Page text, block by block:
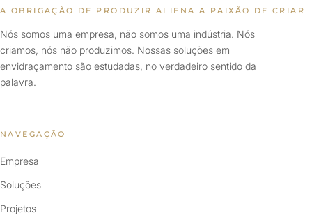
A OBRIGAÇÃO DE PRODUZIR ALIENA A PAIXÃO DE CRIAR
Nós somos uma empresa, não somos uma indústria. Nós
criamos, nós não produzimos. Nossas soluções em
envidraçamento são estudadas, no verdadeiro sentido da
palavra.
NAVEGAÇÃO
Empresa
Soluções
Projetos